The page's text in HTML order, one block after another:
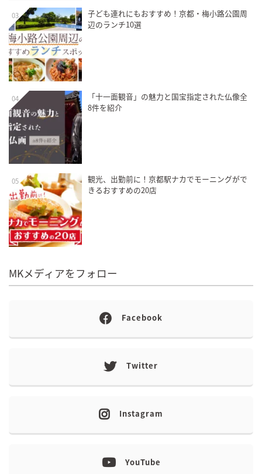
03
子ども連れにもおすすめ！京都・梅小路公園周
辺のランチ10選
04
「十一面観音」の魅力と国宝指定された仏像全
8件を紹介
05
観光、出勤前に！京都駅ナカでモーニングがで
きるおすすめの20店
MKメディアをフォロー
Facebook
Twitter
Instagram
YouTube